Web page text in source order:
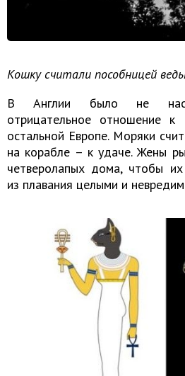
Кошку считали пособницей
В Англии было не
отрицательное отношение
остальной Европе. Моряки
на корабле – к удаче. Жены
четверолапых дома, чтобы их
из плавания целыми и